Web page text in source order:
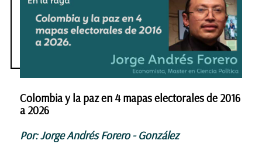
Colombia y la paz en 4 mapas electorales de 2016
a 2026
Por: Jorge Andrés Forero - González